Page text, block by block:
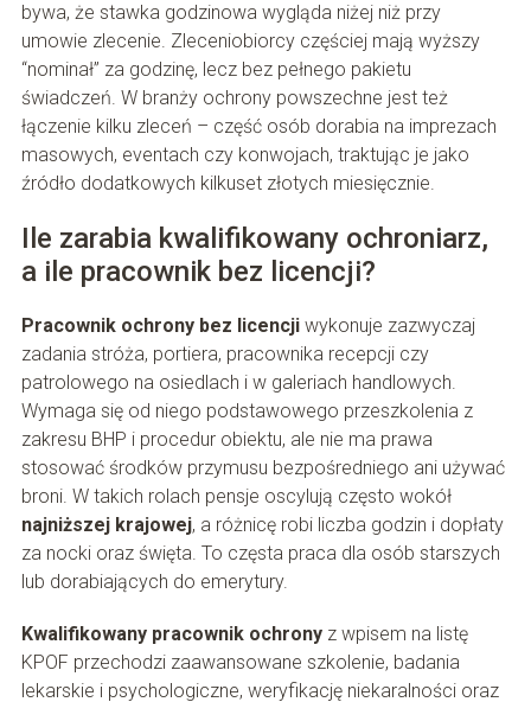
bywa, że stawka godzinowa wygląda niżej niż przy
umowie zlecenie. Zleceniobiorcy częściej mają wyższy
“nominał” za godzinę, lecz bez pełnego pakietu
świadczeń. W branży ochrony powszechne jest też
łączenie kilku zleceń – część osób dorabia na imprezach
masowych, eventach czy konwojach, traktując je jako
źródło dodatkowych kilkuset złotych miesięcznie.
Ile zarabia kwalifikowany ochroniarz,
a ile pracownik bez licencji?
Pracownik ochrony bez licencjiwykonuje zazwyczaj
zadania stróża, portiera, pracownika recepcji czy
patrolowego na osiedlach i w galeriach handlowych.
Wymaga się od niego podstawowego przeszkolenia z
zakresu BHP i procedur obiektu, ale nie ma prawa
stosować środków przymusu bezpośredniego ani używać
broni. W takich rolach pensje oscylują często wokół
najniższej krajowej, a różnicę robi liczba godzin i dopłaty
za nocki oraz święta. To częsta praca dla osób starszych
lub dorabiających do emerytury.
Kwalifikowany pracownik ochronyz wpisem na listę
KPOF przechodzi zaawansowane szkolenie, badania
lekarskie i psychologiczne, weryfikację niekaralności oraz